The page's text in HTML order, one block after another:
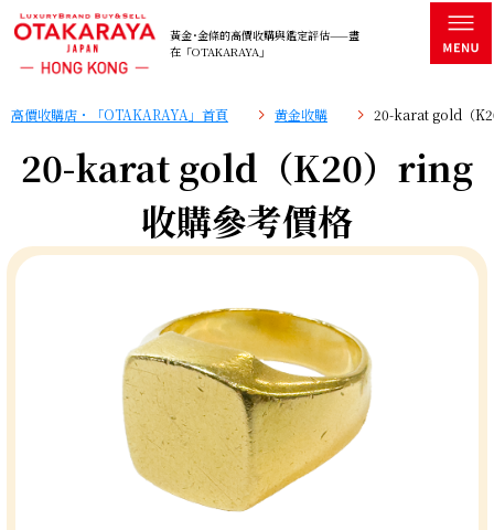
黃金･金條的高價收購與鑑定評估——盡
在「OTAKARAYA」
高價收購店・「OTAKARAYA」首頁 黄金收購 20-karat gold（
20-karat gold（K20）ring
收購參考價格